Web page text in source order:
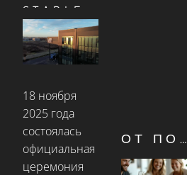
18 ноября
2025 года
состоялась
официальная
церемония
ОТ ПОЛЯ ДО СТОЛА — STADLER ДЕЛАЕТ ЭТО ВОЗМОЖНЫМ.